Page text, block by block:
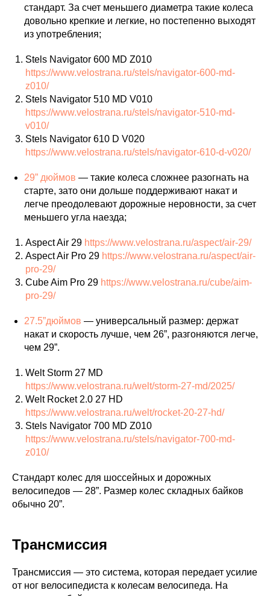
стандарт. За счет меньшего диаметра такие колеса
довольно крепкие и легкие, но постепенно выходят
из употребления;
Stels Navigator 600 MD Z010
https://www.velostrana.ru/stels/navigator-600-md-
z010/
Stels Navigator 510 MD V010
https://www.velostrana.ru/stels/navigator-510-md-
v010/
Stels Navigator 610 D V020
https://www.velostrana.ru/stels/navigator-610-d-v020/
29” дюймов — такие колеса сложнее разогнать на
старте, зато они дольше поддерживают накат и
легче преодолевают дорожные неровности, за счет
меньшего угла наезда;
Aspect Air 29 https://www.velostrana.ru/aspect/air-29/
Aspect Air Pro 29 https://www.velostrana.ru/aspect/air-
pro-29/
Cube Aim Pro 29 https://www.velostrana.ru/cube/aim-
pro-29/
27.5”дюймов — универсальный размер: держат
накат и скорость лучше, чем 26”, разгоняются легче,
чем 29”.
Welt Storm 27 MD
https://www.velostrana.ru/welt/storm-27-md/2025/
Welt Rocket 2.0 27 HD
https://www.velostrana.ru/welt/rocket-20-27-hd/
Stels Navigator 700 MD Z010
https://www.velostrana.ru/stels/navigator-700-md-
z010/
Стандарт колес для шоссейных и дорожных
велосипедов — 28”. Размер колес складных байков
обычно 20”.
Трансмиссия
Трансмиссия — это система, которая передает усилие
от ног велосипедиста к колесам велосипеда. На